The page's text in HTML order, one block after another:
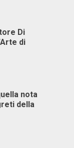
Di
di
nota
della